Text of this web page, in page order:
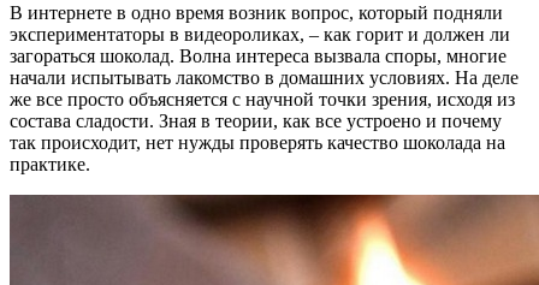
В интернете в одно время возник вопрос, который подняли
экспериментаторы в видеороликах, – как горит и должен ли
загораться шоколад. Волна интереса вызвала споры, многие
начали испытывать лакомство в домашних условиях. На деле
же все просто объясняется с научной точки зрения, исходя из
состава сладости. Зная в теории, как все устроено и почему
так происходит, нет нужды проверять качество шоколада на
практике.